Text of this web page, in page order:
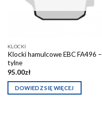
KLOCKI
Klocki hamulcowe EBC FA496 –
tylne
95.00zł
DOWIEDZ SIĘ WIĘCEJ